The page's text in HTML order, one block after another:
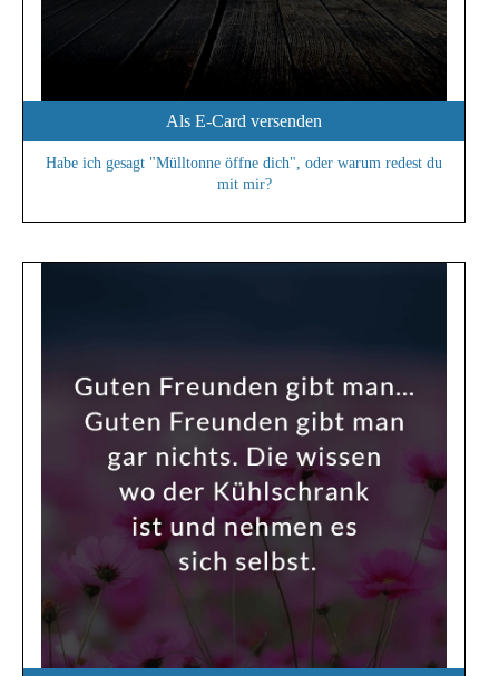
Als E-Card versenden
Habe ich gesagt "Mülltonne öffne dich", oder warum redest du
mit mir?